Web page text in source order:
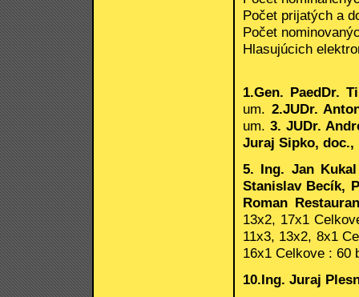
Počet prijatých a
Počet
Hlasujúcich
1.Gen. PaedDr.
um. 2.JUDr.
um. 3. JUDr.
Juraj Sipko,
5. Ing. Jan
Stanislav Becík,
Roman
13x2, 17x1
11x3, 13x2, 8x1
16x1 Celkove : 60
10.Ing. Juraj